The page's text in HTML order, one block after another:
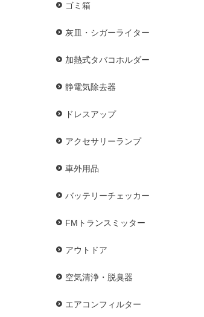
ゴミ箱
灰皿・シガーライター
加熱式タバコホルダー
静電気除去器
ドレスアップ
アクセサリーランプ
車外用品
バッテリーチェッカー
FMトランスミッター
アウトドア
空気清浄・脱臭器
エアコンフィルター